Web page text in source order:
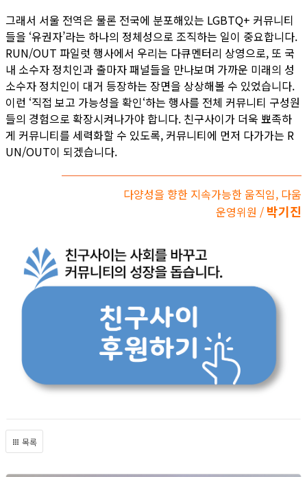
그래서 서울 전역은 물론 전국에 분포해있는 LGBTQ+ 커뮤니티
들을 ‘유권자’라는 하나의 정체성으로 조직하는 일이 중요합니다.
RUN/OUT 파일럿 행사에서 우리는 다큐멘터리 상영으로, 또 국
내 소수자 정치인과 출마자 패널들을 만나보며 가까운 미래의 성
소수자 정치인이 대거 등장하는 장면을 상상해볼 수 있었습니다.
이런 ‘직접 보고 가능성을 확인‘하는 행사를 전체 커뮤니티 구성원
들의 경험으로 확장시켜나가야 합니다. 친구사이가 더욱 뾰족하
게 커뮤니티를 세력화할 수 있도록, 커뮤니티에 먼저 다가가는 R
UN/OUT이 되겠습니다.
다양성을 향한 지속가능한 움직임, 다움
운영위원 / 박기진
목록